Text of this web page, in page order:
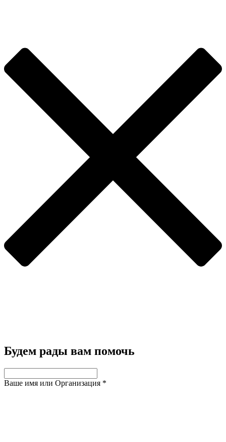
Будем рады вам помочь
Ваше имя или Организация *